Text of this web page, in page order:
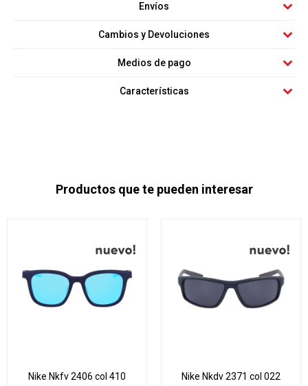
Envíos
Cambios y Devoluciones
Medios de pago
Características
Productos que te pueden interesar
Nike Nkfv 2406 col 410 Nike Nkdv 2371 col 022